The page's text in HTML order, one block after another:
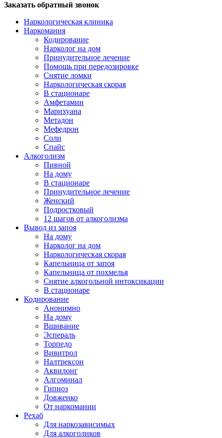
Заказать обратный звонок
Наркологическая клиника
Наркомания
Кодирование
Нарколог на дом
Принудительное лечение
Помощь при передозировке
Снятие ломки
Наркологическая скорая
В стационаре
Амфетамин
Марихуана
Метадон
Мефедрон
Соли
Спайс
Алкоголизм
Пивной
На дому
В стационаре
Принудительное лечение
Женский
Подростковый
12 шагов от алкоголизма
Вывод из запоя
На дому
Нарколог на дом
Наркологическая скорая
Капельница от запоя
Капельница от похмелья
Снятие алкогольной интоксикации
В стационаре
Кодирование
Анонимно
На дому
Вшивание
Эспераль
Торпедо
Вивитрол
Налтрексон
Аквилонг
Алгоминал
Гипноз
Довженко
От наркомании
Рехаб
Для наркозависимых
Для алкоголиков